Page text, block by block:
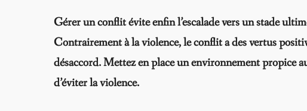
Gérer un conflit évite enfin l’escalade vers un stade
Contrairement à la violence, le conflit a des vertus
désaccord. Mettez en place un environnement propice
d’éviter la violence.